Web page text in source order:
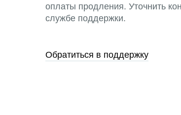
оплаты продления. Уточнить
службе поддержки.
Обратиться в поддержку